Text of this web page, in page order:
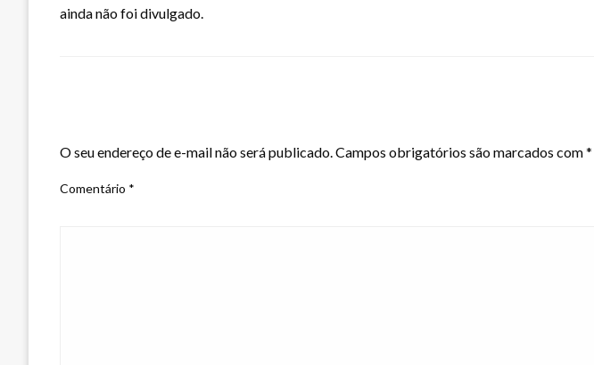
ainda não foi divulgado.
O seu endereço de e-mail não será publicado.Campos obrigatórios são marcados com*
Comentário *